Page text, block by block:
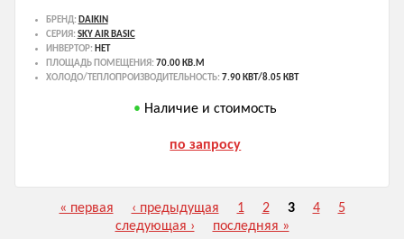
БРЕНД: DAIKIN
СЕРИЯ: SKY AIR BASIC
ИНВЕРТОР: НЕТ
ПЛОЩАДЬ ПОМЕЩЕНИЯ: 70.00 КВ.М
ХОЛОДО/ТЕПЛОПРОИЗВОДИТЕЛЬНОСТЬ: 7.90 КВТ/8.05 КВТ
Наличие и стоимость
по запросу
« первая ‹ предыдущая 1 2 3 4
5
следующая ›
последняя »